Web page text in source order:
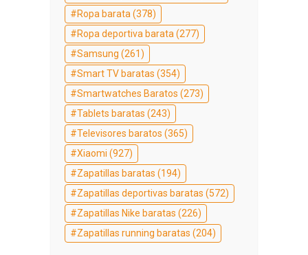
Ropa barata (378)
Ropa deportiva barata (277)
Samsung (261)
Smart TV baratas (354)
Smartwatches Baratos (273)
Tablets baratas (243)
Televisores baratos (365)
Xiaomi (927)
Zapatillas baratas (194)
Zapatillas deportivas baratas (572)
Zapatillas Nike baratas (226)
Zapatillas running baratas (204)